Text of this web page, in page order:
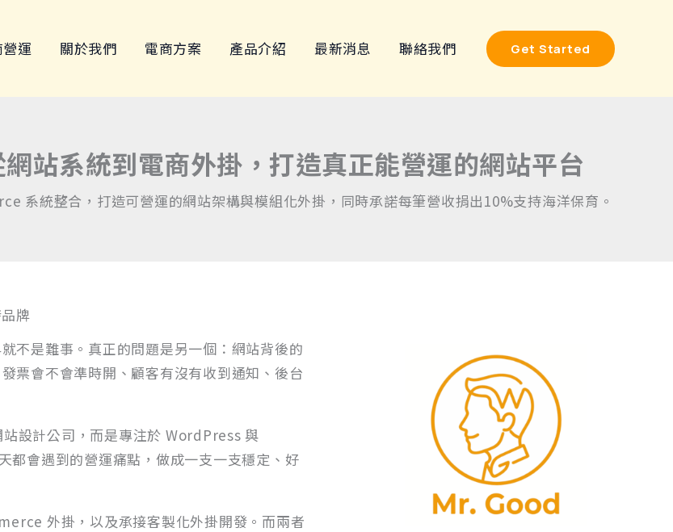
運 關於我們 電商方案 產品介紹 最新消息 聯絡我們 Get Started
站系統到電商外掛，打造真正能營運的網站平台
系統整合，打造可營運的網站架構與模組化外掛，同時承諾每筆營收捐出10%支持海洋保育。
牌
不是難事。真正的問題是另一個：網站背後的
票會不會準時開、顧客有沒有收到通知、後台
設計公司，而是專注於 WordPress 與
會遇到的營運痛點，做成一支一支穩定、好
外掛，以及承接客製化外掛開發。而兩者
尋